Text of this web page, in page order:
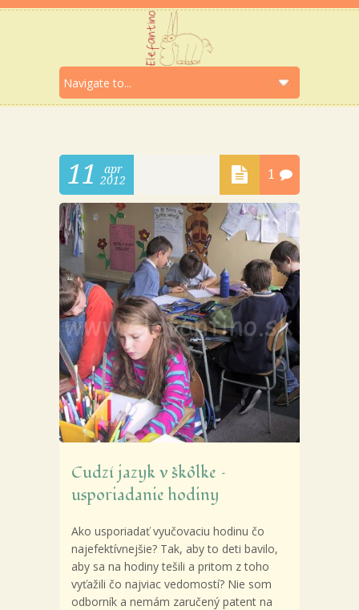
11
apr
2012
1
Cudzí jazyk v škôlke –
usporiadanie hodiny
Ako usporiadať vyučovaciu hodinu čo
najefektívnejšie? Tak, aby to deti bavilo,
aby sa na hodiny tešili a pritom z toho
vyťažili čo najviac vedomostí? Nie som
odborník a nemám zaručený patent na